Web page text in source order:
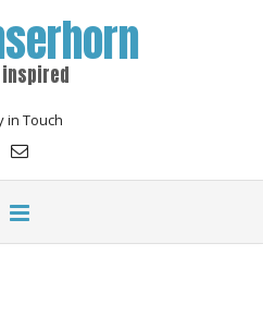
inspired
in Touch